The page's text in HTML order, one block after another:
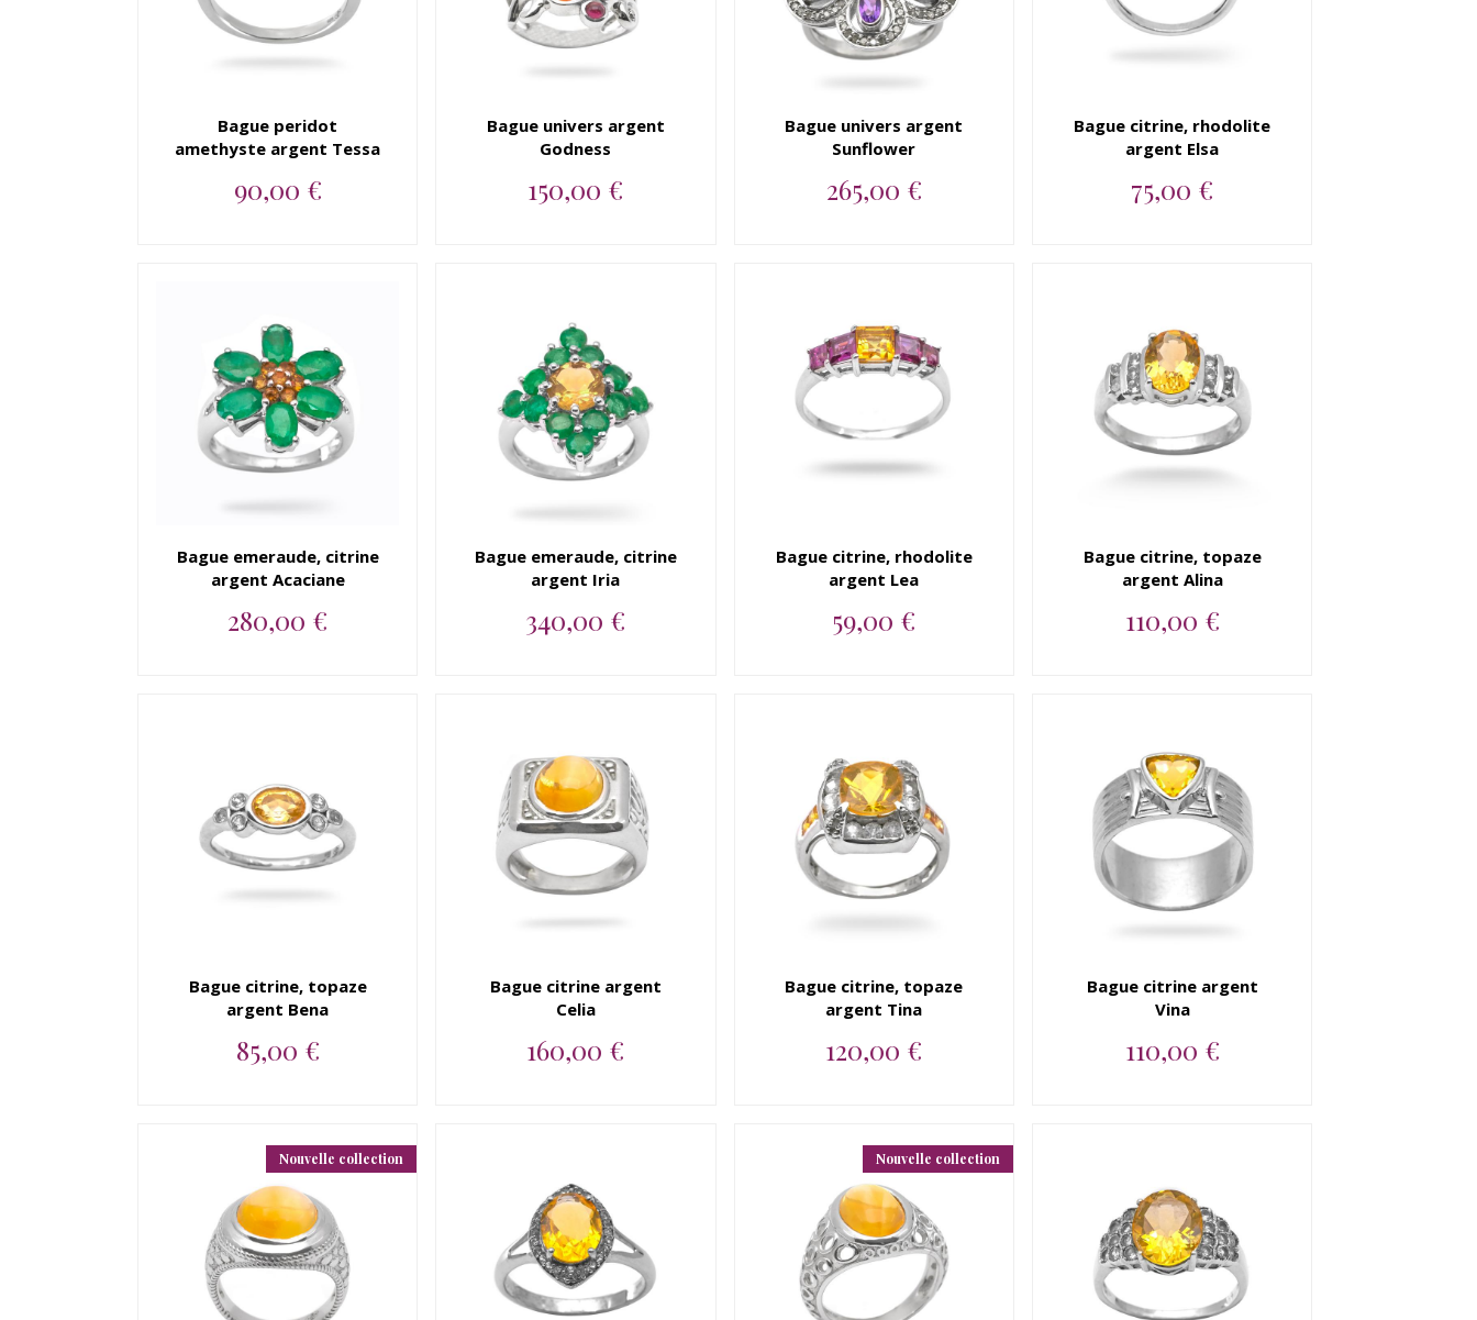
Bague peridot
amethyste argent Tessa
90,00 €
Bague univers argent
Godness
150,00 €
Bague univers argent
Sunflower
265,00 €
Bague citrine, rhodolite
argent Elsa
75,00 €
Bague emeraude, citrine
argent Acaciane
280,00 €
Bague emeraude, citrine
argent Iria
340,00 €
Bague citrine, rhodolite
argent Lea
59,00 €
Bague citrine, topaze
argent Alina
110,00 €
Bague citrine, topaze
argent Bena
85,00 €
Bague citrine argent
Celia
160,00 €
Bague citrine, topaze
argent Tina
120,00 €
Bague citrine argent
Vina
110,00 €
Nouvelle collection Nouvelle collection